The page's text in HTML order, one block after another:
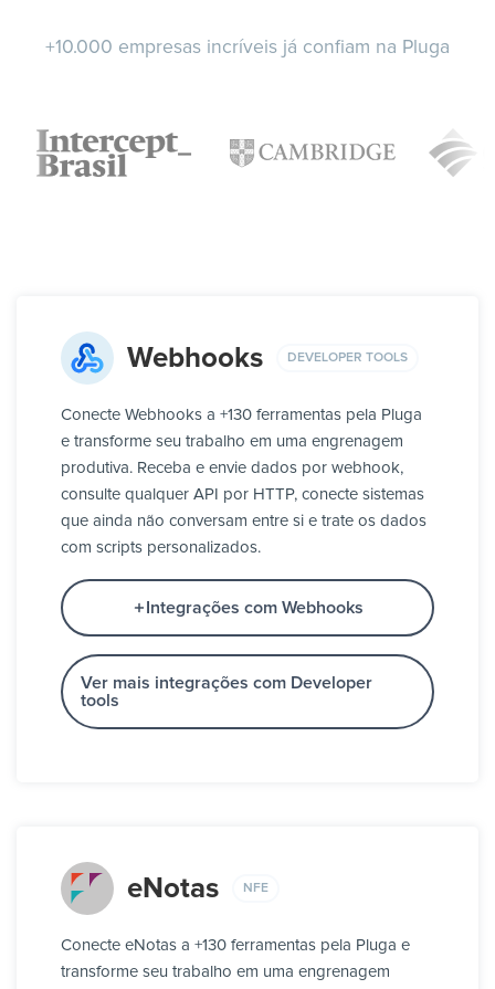
+10.000 empresas incríveis já confiam na Pluga
Webhooks DEVELOPER TOOLS
Conecte Webhooks a +130 ferramentas pela Pluga
e transforme seu trabalho em uma engrenagem
produtiva. Receba e envie dados por webhook,
consulte qualquer API por HTTP, conecte sistemas
que ainda não conversam entre si e trate os dados
com scripts personalizados.
Integrações com Webhooks
Ver mais integrações com Developer
tools
eNotas NFE
Conecte eNotas a +130 ferramentas pela Pluga e
transforme seu trabalho em uma engrenagem